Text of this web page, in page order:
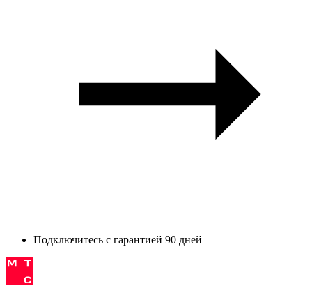
Подключитесь с гарантией 90 дней